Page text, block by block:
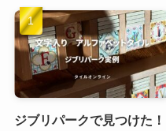
ジブリパークで見つけた！